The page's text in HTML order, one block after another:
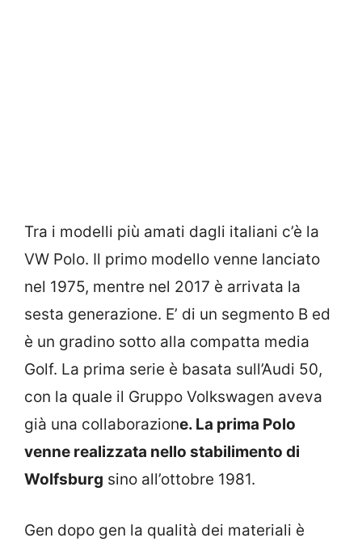
Tra i modelli più amati dagli italiani c’è la
VW Polo. Il primo modello venne lanciato
nel 1975, mentre nel 2017 è arrivata la
sesta generazione. E’ di un segmento B ed
è un gradino sotto alla compatta media
Golf. La prima serie è basata sull’Audi 50,
con la quale il Gruppo Volkswagen aveva
già una collaborazione. La prima Polo
venne realizzata nello stabilimento di
Wolfsburg sino all’ottobre 1981.
Gen dopo gen la qualità dei materiali è